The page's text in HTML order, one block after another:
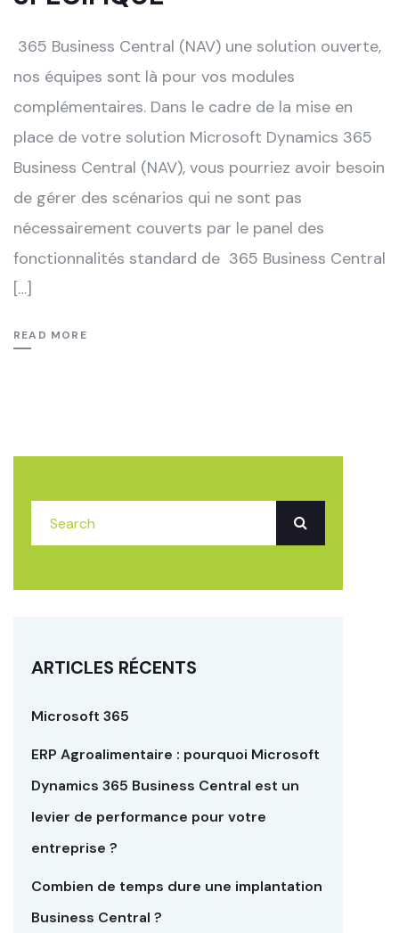
365 Business Central (NAV) une solution ouverte,
nos équipes sont là pour vos modules
complémentaires. Dans le cadre de la mise en
place de votre solution Microsoft Dynamics 365
Business Central (NAV), vous pourriez avoir besoin
de gérer des scénarios qui ne sont pas
nécessairement couverts par le panel des
fonctionnalités standard de 365 Business Central
[…]
READ MORE
ARTICLES RÉCENTS
Microsoft 365
ERP Agroalimentaire : pourquoi Microsoft
Dynamics 365 Business Central est un
levier de performance pour votre
entreprise ?
Combien de temps dure une implantation
Business Central ?